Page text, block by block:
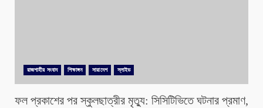
রাজশাহীর সংবাদ শিক্ষাঙ্গন সারাদেশ স্লাইড
ফল প্রকাশের পর স্কুলছাত্রীর মৃত্যু: সিসিটিভিতে ঘটনার প্রমাণ,